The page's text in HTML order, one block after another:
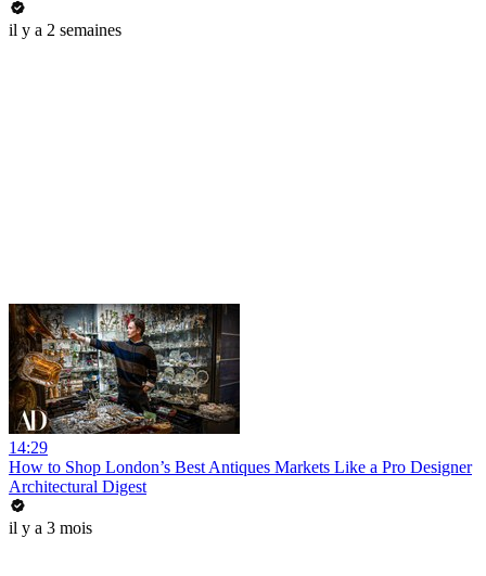
il y a 2 semaines
14:29
How to Shop London’s Best Antiques Markets Like a Pro Designer
Architectural Digest
il y a 3 mois